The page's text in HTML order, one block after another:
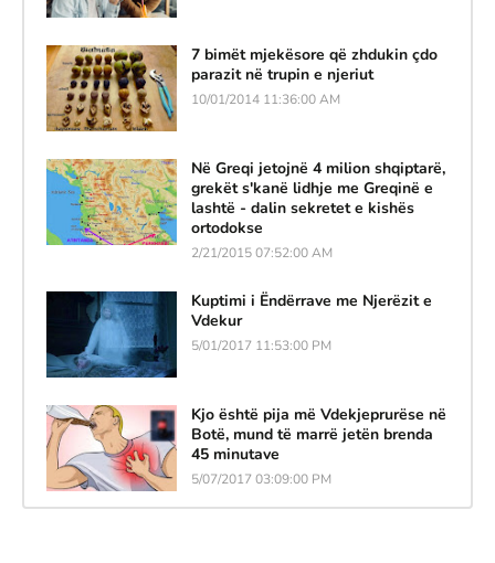
7 bimët mjekësore që zhdukin çdo
parazit në trupin e njeriut
10/01/2014 11:36:00 AM
Në Greqi jetojnë 4 milion shqiptarë,
grekët s'kanë lidhje me Greqinë e
lashtë - dalin sekretet e kishës
ortodokse
2/21/2015 07:52:00 AM
Kuptimi i Ëndërrave me Njerëzit e
Vdekur
5/01/2017 11:53:00 PM
Kjo është pija më Vdekjeprurëse në
Botë, mund të marrë jetën brenda
45 minutave
5/07/2017 03:09:00 PM